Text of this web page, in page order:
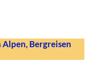
Bergreisen